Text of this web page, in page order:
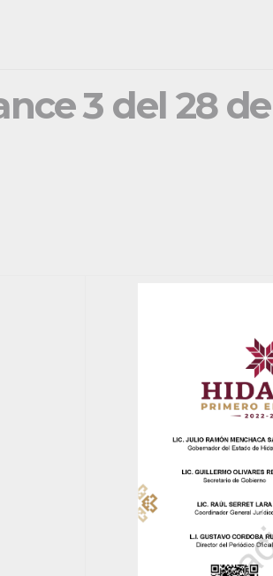
3 del 28